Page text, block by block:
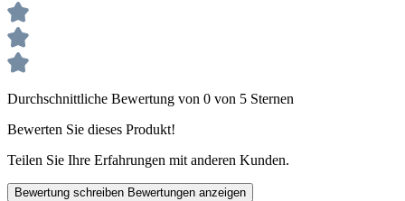
Durchschnittliche Bewertung von 0 von 5 Sternen
Bewerten Sie dieses Produkt!
Teilen Sie Ihre Erfahrungen mit anderen Kunden.
Bewertung schreiben Bewertungen anzeigen